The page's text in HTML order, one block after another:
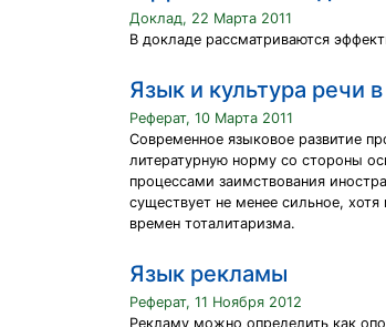
Доклад, 22 Марта 2011
В докладе рассматриваются
Язык и культура речи
Реферат, 10 Марта 2011
Современное языковое развитие
литературную норму со стороны
процессами заимствования
существует не менее сильное,
времен тоталитаризма.
Язык рекламы
Реферат, 11 Ноября 2012
Рекламу можно определить как